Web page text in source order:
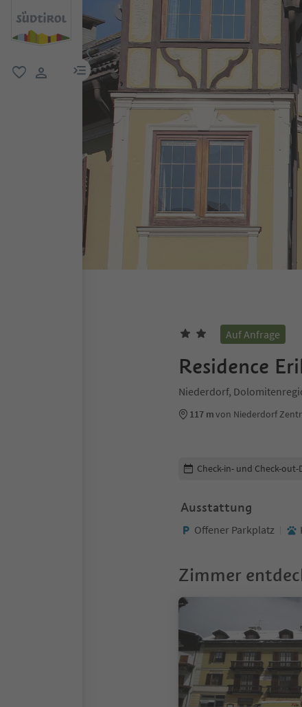
menu link
Auf Anfrage
Residence
Niederdorf,
117 mvon Niederdorf
Buchungsdetails
Check-in- und Check-out-
Ausstattung
Offener Parkplatz
Zimmer